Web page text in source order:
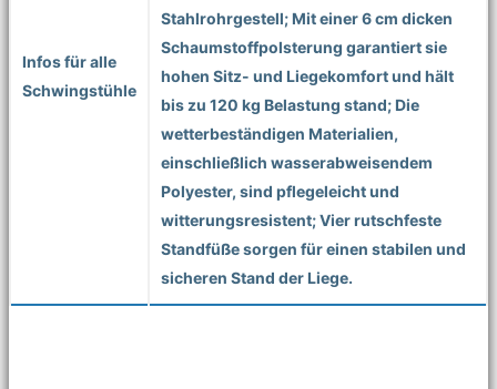
Infos für alle
Schwingstühle
Stahlrohrgestell; Mit einer 6 cm dicken
Schaumstoffpolsterung garantiert sie
hohen Sitz- und Liegekomfort und hält
bis zu 120 kg Belastung stand; Die
wetterbeständigen Materialien,
einschließlich wasserabweisendem
Polyester, sind pflegeleicht und
witterungsresistent; Vier rutschfeste
Standfüße sorgen für einen stabilen und
sicheren Stand der Liege.